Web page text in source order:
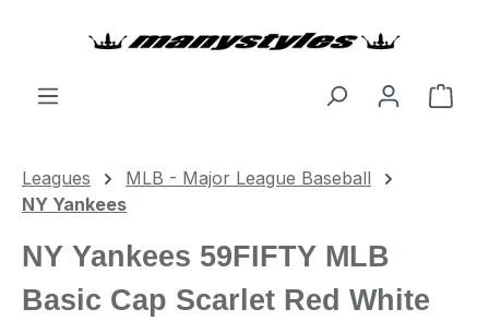
Leagues
MLB - Major League Baseball
NY Yankees
NY Yankees 59FIFTY MLB
Basic Cap Scarlet Red White